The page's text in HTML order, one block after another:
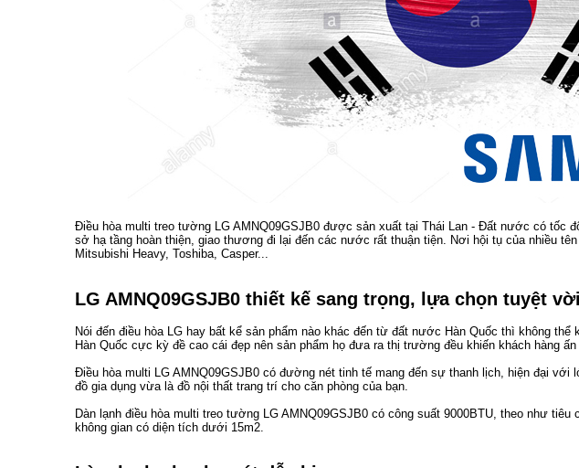
Điều hòa multi treo tường LG AMNQ09GSJB0 được sản xuất tại Thái Lan - Đất nước có tốc
sở hạ tầng hoàn thiện, giao thương đi lại đến các nước rất thuận tiện. Nơi hội tụ của nhiều
Mitsubishi Heavy, Toshiba, Casper...
LG AMNQ09GSJB0 thiết kế sang trọng, lựa chọn tuyệt
Nói đến điều hòa LG hay bất kể sản phẩm nào khác đến từ đất nước Hàn Quốc thì không
Hàn Quốc cực kỳ đề cao cái đẹp nên sản phẩm họ đưa ra thị trường đều khiến khách hàng
Điều hòa multi LG AMNQ09GSJB0 có đường nét tinh tế mang đến sự thanh lịch, hiện đại với
đồ gia dụng vừa là đồ nội thất trang trí cho căn phòng của bạn.
Dàn lạnh điều hòa multi treo tường LG AMNQ09GSJB0 có công suất 9000BTU, theo như
không gian có diện tích dưới 15m2.